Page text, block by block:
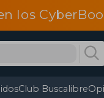
los
Club Buscalibre